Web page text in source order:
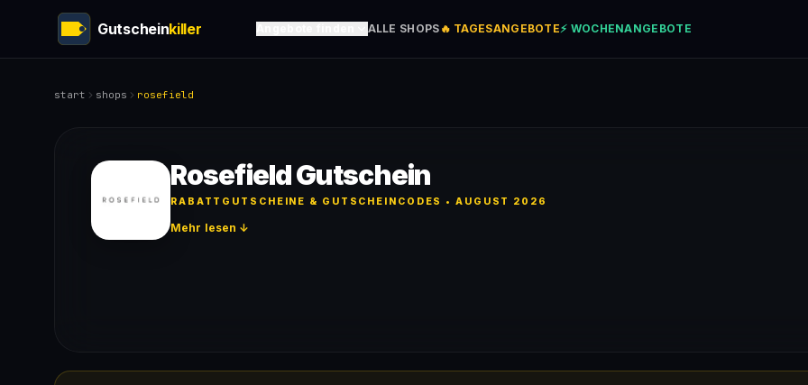
Gutscheinkiller ALLE SHOPS 🔥 TAGESANGEBOTE⚡ WOCHENANGEBOTE
start shops rosefield
Rosefield Gutschein
RABATTGUTSCHEINE & GUTSCHEINCODES • AUGUST 2026
Mehr lesen ↓